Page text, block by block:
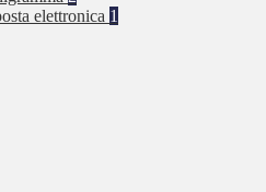
elettronica 1